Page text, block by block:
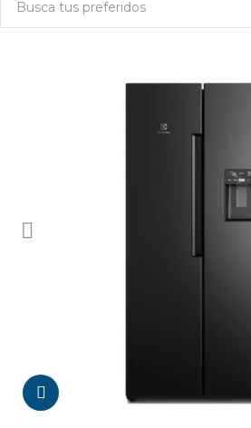
Da click para agrandar